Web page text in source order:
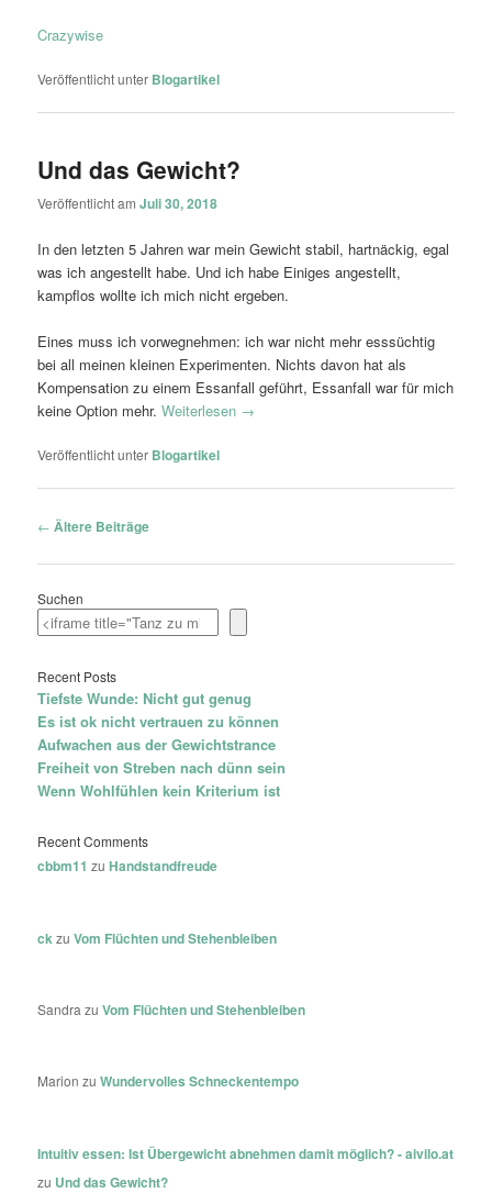
Crazywise
Veröffentlicht unter Blogartikel
Und das Gewicht?
Veröffentlicht amJuli 30, 2018
In den letzten 5 Jahren war mein Gewicht stabil, hartnäckig, egal
was ich angestellt habe. Und ich habe Einiges angestellt,
kampflos wollte ich mich nicht ergeben.
Eines muss ich vorwegnehmen: ich war nicht mehr esssüchtig
bei all meinen kleinen Experimenten. Nichts davon hat als
Kompensation zu einem Essanfall geführt, Essanfall war für mich
keine Option mehr.Weiterlesen →
Veröffentlicht unter Blogartikel
Beitragsnavigation
← Ältere Beiträge
Suchen
Recent Posts
Tiefste Wunde: Nicht gut genug
Es ist ok nicht vertrauen zu können
Aufwachen aus der Gewichtstrance
Freiheit von Streben nach dünn sein
Wenn Wohlfühlen kein Kriterium ist
Recent Comments
cbbm11 zuHandstandfreude
ck zuVom Flüchten und Stehenbleiben
Sandra zuVom Flüchten und Stehenbleiben
Marion zuWundervolles Schneckentempo
Intuitiv essen: Ist Übergewicht abnehmen damit möglich? - aivilo.at
zu Und das Gewicht?